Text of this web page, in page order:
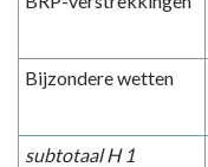
Bijzondere wetten
subtotaal H 1